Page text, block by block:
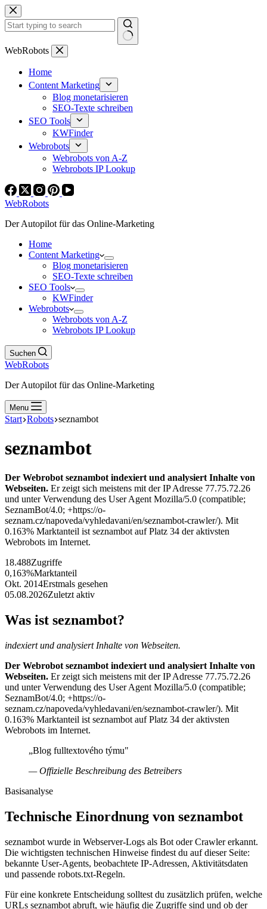
Zum
Inhalt
springen
Keine
WebRobots
Home
Content Marketing
Blog monetarisieren
SEO-Texte schreiben
SEO Tools
KWFinder
Webrobots
Webrobots von A-Z
Webrobots IP Lookup
WebRobots
Der Autopilot für das Online-Marketing
Home
Content Marketing
Blog monetarisieren
SEO-Texte schreiben
SEO Tools
KWFinder
Webrobots
Webrobots von A-Z
Webrobots IP Lookup
Suchen
WebRobots
Der Autopilot für das Online-Marketing
Menu
Start Robots seznambot
seznambot
Der Webrobot seznambot indexiert und analysiert Inhalte von
Webseiten. Er zeigt sich meistens mit der IP Adresse 77.75.72.26
und unter Verwendung des User Agent Mozilla/5.0 (compatible;
SeznamBot/4.0; +https://o-
seznam.cz/napoveda/vyhledavani/en/seznambot-crawler/). Mit
0.163% Marktanteil ist seznambot auf Platz 34 der aktivsten
Webrobots im Internet.
18.488Zugriffe
0,163%Marktanteil
Okt. 2014Erstmals gesehen
05.08.2026Zuletzt aktiv
Was ist seznambot?
indexiert und analysiert Inhalte von Webseiten.
Der Webrobot seznambot indexiert und analysiert Inhalte von
Webseiten. Er zeigt sich meistens mit der IP Adresse 77.75.72.26
und unter Verwendung des User Agent Mozilla/5.0 (compatible;
SeznamBot/4.0; +https://o-
seznam.cz/napoveda/vyhledavani/en/seznambot-crawler/). Mit
0.163% Marktanteil ist seznambot auf Platz 34 der aktivsten
Webrobots im Internet.
„Blog fulltextového týmu"
— Offizielle Beschreibung des Betreibers
Basisanalyse
Technische Einordnung von seznambot
seznambot wurde in Webserver-Logs als Bot oder Crawler erkannt.
Die wichtigsten technischen Hinweise findest du auf dieser Seite:
bekannte User-Agents, beobachtete IP-Adressen, Aktivitätsdaten
und passende robots.txt-Regeln.
Für eine konkrete Entscheidung solltest du zusätzlich prüfen, welche
URLs seznambot abruft, wie häufig die Zugriffe sind und ob der